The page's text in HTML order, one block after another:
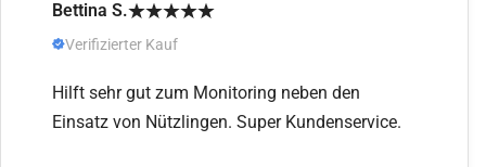
Bettina S.
Verifizierter Kauf
Hilft sehr gut zum Monitoring neben den
Einsatz von Nützlingen. Super Kundenservice.